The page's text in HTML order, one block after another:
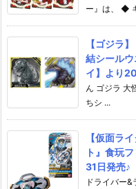
ー』は、 ◆
【ゴジラ
結シール
イ】より
ん ゴジラ 大
ちシ ...
【仮面ラ
ト』食玩
31日発売♪
ドライバー